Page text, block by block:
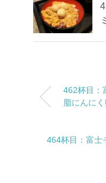
462杯目：
脂にんに
464杯目：富士